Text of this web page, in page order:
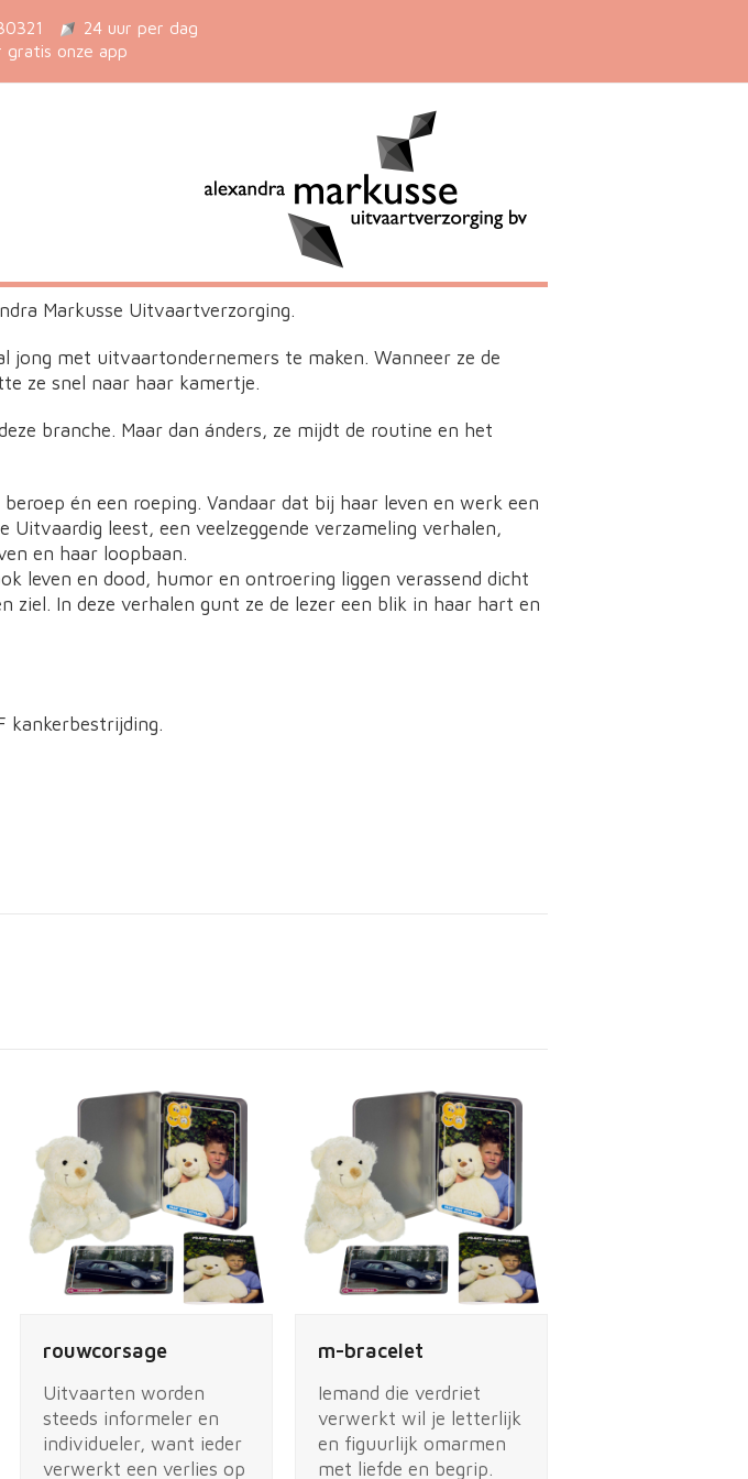
24 uur per dag
gratis onze app
Markusse Uitvaartverzorging.
jong met uitvaartondernemers te maken. Wanneer ze de
ze snel naar haar kamertje.
branche. Maar dan ánders, ze mijdt de routine en het
én een roeping. Vandaar dat bij haar leven en werk een
leest, een veelzeggende verzameling verhalen,
en haar loopbaan.
leven en dood, humor en ontroering liggen verassend dicht
In deze verhalen gunt ze de lezer een blik in haar hart en
kankerbestrijding.
rouwcorsage
Uitvaarten worden
steeds informeler en
individueler, want ieder
verwerkt een verlies op
m-bracelet
Iemand die verdriet
verwerkt wil je letterlijk
en figuurlijk omarmen
met liefde en begrip.